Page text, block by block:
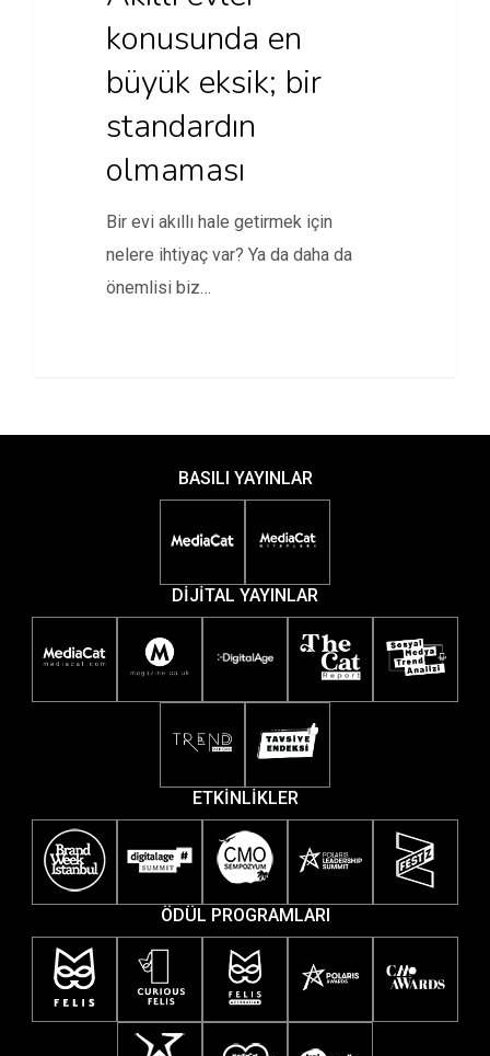
konusunda en
büyük eksik; bir
standardın
olmaması
Bir evi akıllı hale getirmek için
nelere ihtiyaç var? Ya da daha da
önemlisi biz…
BASILI YAYINLAR
DİJİTAL YAYINLAR
ETKİNLİKLER
ÖDÜL PROGRAMLARI